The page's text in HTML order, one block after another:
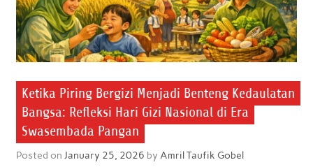
Ketika Piring Bergizi Menjadi Benteng Kedaulatan
Bangsa: Refleksi Hari Gizi Nasional di Era
Swasembada Pangan
Posted on January 25, 2026 by Amril Taufik Gobel